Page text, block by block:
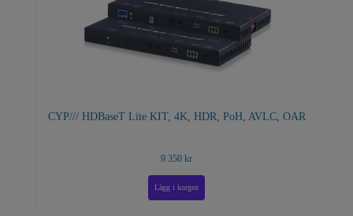
CYP/// HDBaseT Lite KIT, 4K, HDR, PoH, AVLC, OAR
9 350 kr